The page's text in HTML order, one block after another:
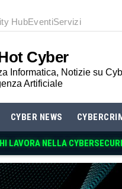
HubEventiServizi
Cyber
Informatica, Notizie su
Artificiale
CYBER NEWS
LAVORA NELLA